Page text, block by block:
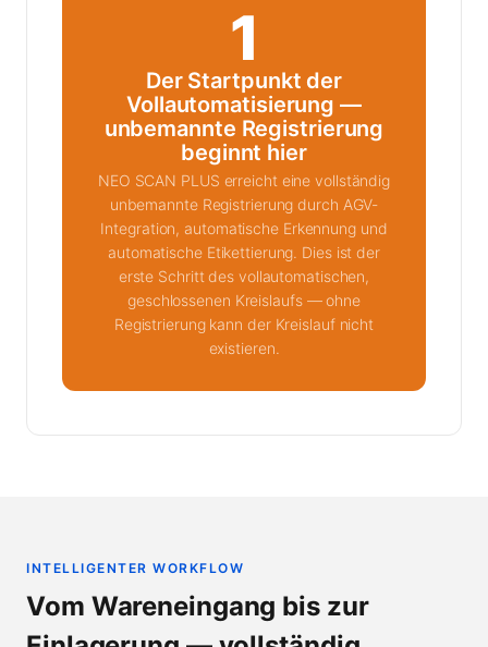
1
Der Startpunkt der
Vollautomatisierung —
unbemannte Registrierung
beginnt hier
NEO SCAN PLUS erreicht eine vollständig
unbemannte Registrierung durch AGV-
Integration, automatische Erkennung und
automatische Etikettierung. Dies ist der
erste Schritt des vollautomatischen,
geschlossenen Kreislaufs — ohne
Registrierung kann der Kreislauf nicht
existieren.
INTELLIGENTER WORKFLOW
Vom Wareneingang bis zur